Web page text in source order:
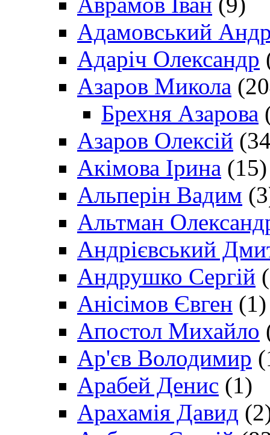
Адамовський
Адаріч Олександр
Азаров Микола
Брехня Азарова
Азаров Олексій
Акімова Ірина (15)
Альперін Вадим
Альтман
Андрієвський
Андрушко Сергій
Анісімов Євген (1)
Апостол Михайло
Ар'єв Володимир
Арабей Денис (1)
Арахамія Давид